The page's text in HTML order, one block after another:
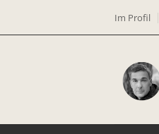
Im Profil